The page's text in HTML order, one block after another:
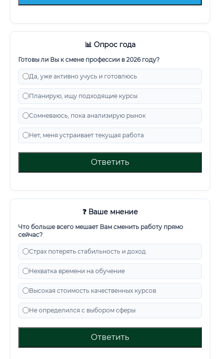
📊 Опрос года
Готовы ли Вы к смене профессии в 2026 году?
Да, уже активно учусь и готовлюсь
Планирую, ищу подходящие курсы
Сомневаюсь, пока анализирую рынок
Нет, меня устраивает текущая работа
Ответить
❓ Ваше мнение
Что больше всего мешает Вам сменить работу прямо
сейчас?
Страх потерять стабильность и доход
Нехватка времени на обучение
Высокая стоимость качественных курсов
Не определился с выбором сферы
Ответить